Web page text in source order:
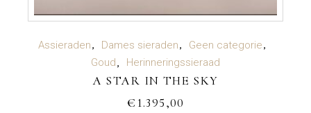
TOEVOEGEN AAN WINKELWAGEN
Assieraden Dames sieraden
Geen categorie
Goud
Herinneringssieraad
A STAR IN THE SKY
€ 1.395,00